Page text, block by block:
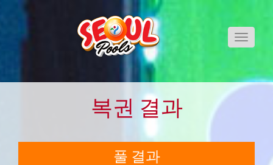
Toggle
복권 결과
풀 결과